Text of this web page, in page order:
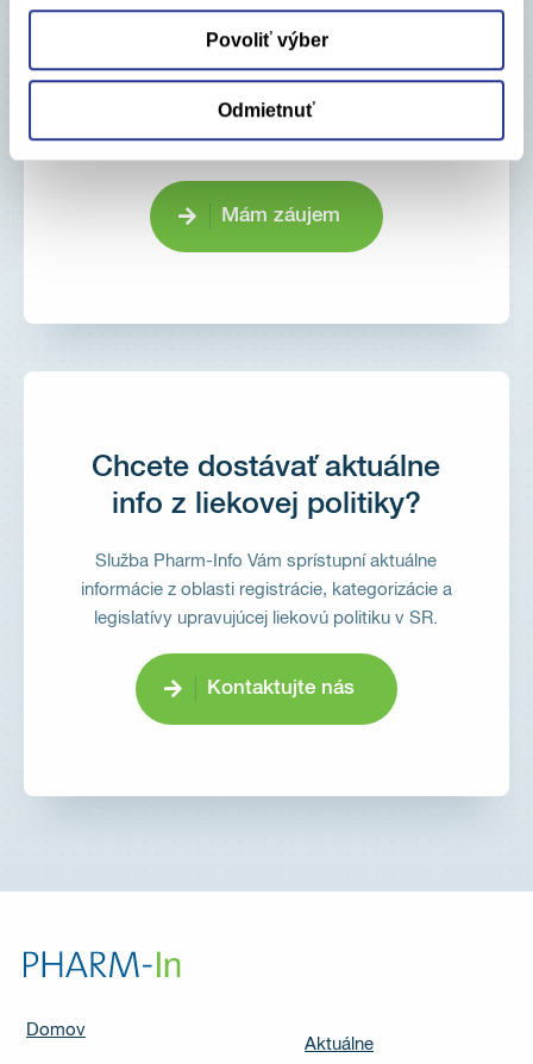
Povoliť výber
Odmietnuť
Realizujeme epidemiologické analýzy a štúdie
manažmentu, nákladovosti a spotreby zdravotnej
V prípade že máte záujem, kontaktujte nás.
Mám záujem
Chcete dostávať aktuálne
info z liekovej politiky?
Služba Pharm-Info Vám sprístupní aktuálne
informácie z oblasti registrácie, kategorizácie a
legislatívy upravujúcej liekovú politiku v SR.
Kontaktujte nás
Domov
Aktuálne